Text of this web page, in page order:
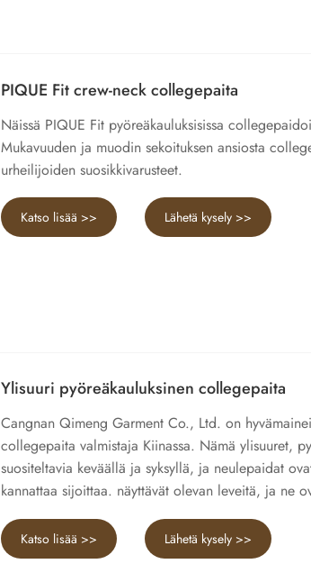
PIQUE Fit crew-neck collegepaita
Näissä PIQUE Fit pyöreäkauluksisissa
Mukavuuden ja muodin sekoituksen ansiosta
urheilijoiden suosikkivarusteet.
Katso lisää >> Lähetä kysely >>
Ylisuuri pyöreäkauluksinen collegepaita
Cangnan Qimeng Garment Co., Ltd. on
collegepaita valmistaja Kiinassa. Nämä ylisuuret,
suositeltavia keväällä ja syksyllä, ja neulepaidat
kannattaa sijoittaa. näyttävät olevan leveitä, ja ne
Katso lisää >> Lähetä kysely >>